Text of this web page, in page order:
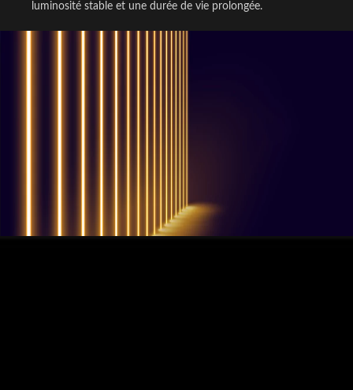
luminosité stable et une durée de vie prolongée.